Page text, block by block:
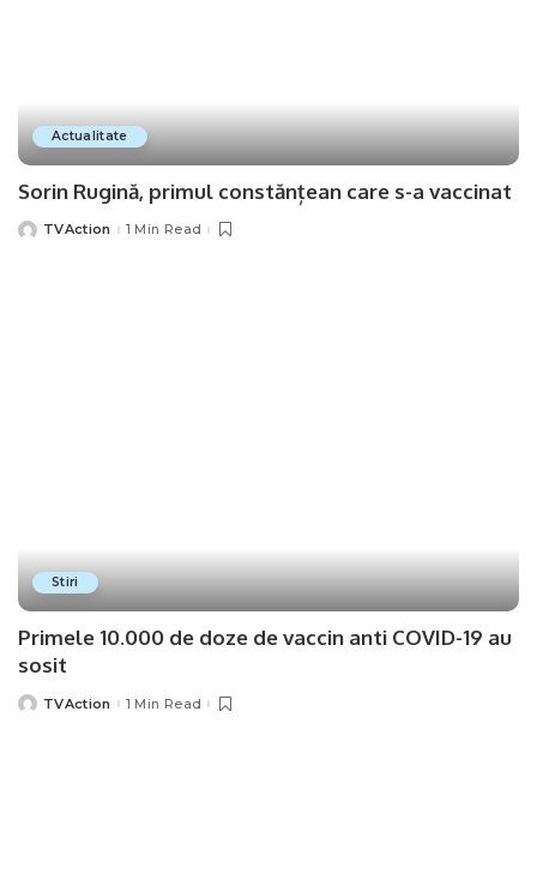
Actualitate
Sorin Rugină, primul constănțean care s-a vaccinat
PostedTVAction 1 Min Read
Stiri
Primele 10.000 de doze de vaccin anti COVID-19 au
sosit
PostedTVAction 1 Min Read